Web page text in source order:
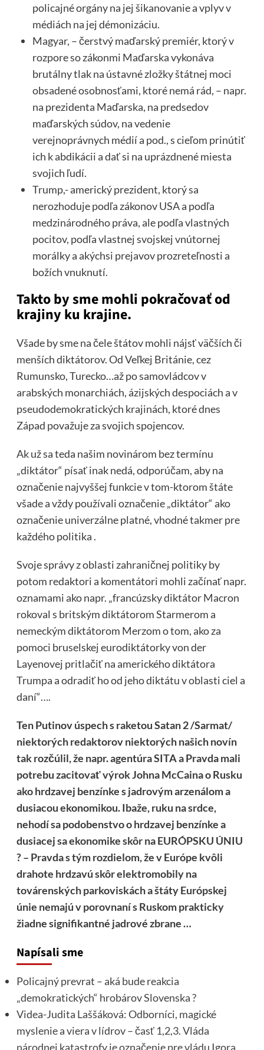
policajné orgány na jej šikanovanie a vplyv v
médiách na jej démonizáciu.
Magyar, – čerstvý maďarský premiér, ktorý v
rozpore so zákonmi Maďarska vykonáva
brutálny tlak na ústavné zložky štátnej moci
obsadené osobnosťami, ktoré nemá rád, – napr.
na prezidenta Maďarska, na predsedov
maďarských súdov, na vedenie
verejnoprávnych médií a pod., s cieľom prinútiť
ich k abdikácii a dať si na uprázdnené miesta
svojich ľudí.
Trump,- americký prezident, ktorý sa
nerozhoduje podľa zákonov USA a podľa
medzinárodného práva, ale podľa vlastných
pocitov, podľa vlastnej svojskej vnútornej
morálky a akýchsi prejavov prozreteľnosti a
božích vnuknutí.
Takto by sme mohli pokračovať od
krajiny ku krajine.
Všade by sme na čele štátov mohli nájsť väčších či
menších diktátorov. Od Veľkej Británie, cez
Rumunsko, Turecko…až po samovládcov v
arabských monarchiách, ázijských despociách a v
pseudodemokratických krajinách, ktoré dnes
Západ považuje za svojich spojencov.
Ak už sa teda našim novinárom bez termínu
„diktátor“ písať inak nedá, odporúčam, aby na
označenie najvyššej funkcie v tom-ktorom štáte
všade a vždy používali označenie „diktátor“ ako
označenie univerzálne platné, vhodné takmer pre
každého politika .
Svoje správy z oblasti zahraničnej politiky by
potom redaktori a komentátori mohli začínať napr.
oznamami ako napr. „francúzsky diktátor Macron
rokoval s britským diktátorom Starmerom a
nemeckým diktátorom Merzom o tom, ako za
pomoci bruselskej eurodiktátorky von der
Layenovej pritlačiť na amerického diktátora
Trumpa a odradiť ho od jeho diktátu v oblasti ciel a
daní“….
Ten Putinov úspech s raketou Satan 2 /Sarmat/
niektorých redaktorov niektorých našich novín
tak rozčúlil, že napr. agentúra SITA a Pravda mali
potrebu zacitovať výrok Johna McCaina o Rusku
ako hrdzavej benzínke s jadrovým arzenálom a
dusiacou ekonomikou. Ibaže, ruku na srdce,
nehodí sa podobenstvo o hrdzavej benzínke a
dusiacej sa ekonomike skôr na EURÓPSKU ÚNIU
? – Pravda s tým rozdielom, že v Európe kvôli
drahote hrdzavú skôr elektromobily na
továrenských parkoviskách a štáty Európskej
únie nemajú v porovnaní s Ruskom prakticky
žiadne signifikantné jadrové zbrane …
Napísali sme
Policajný prevrat – aká bude reakcia
„demokratických“ hrobárov Slovenska ?
Videa-Judita Laššáková: Odborníci, magické
myslenie a viera v lídrov – časť 1,2,3. Vláda
národnej katastrofy je označenie pre vládu Igora